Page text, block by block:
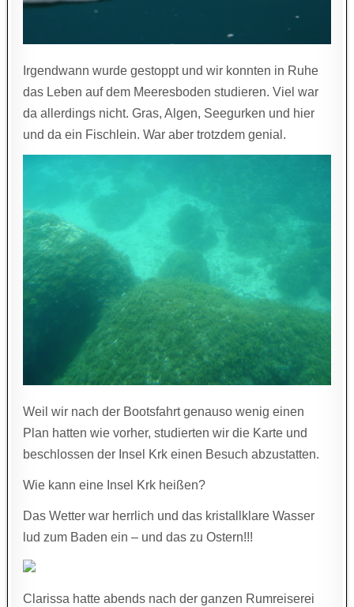
Irgendwann wurde gestoppt und wir konnten in Ruhe
das Leben auf dem Meeresboden studieren. Viel war
da allerdings nicht. Gras, Algen, Seegurken und hier
und da ein Fischlein. War aber trotzdem genial.
Weil wir nach der Bootsfahrt genauso wenig einen
Plan hatten wie vorher, studierten wir die Karte und
beschlossen der Insel Krk einen Besuch abzustatten.
Wie kann eine Insel Krk heißen?
Das Wetter war herrlich und das kristallklare Wasser
lud zum Baden ein – und das zu Ostern!!!
Clarissa hatte abends nach der ganzen Rumreiserei